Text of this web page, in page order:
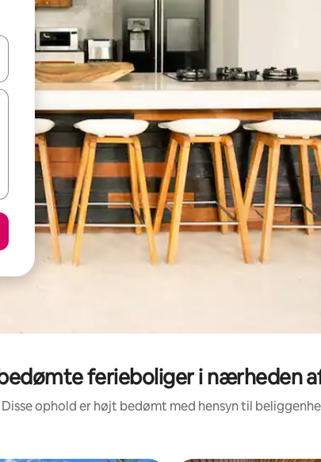
piletasterne op og ned eller se mere ved at trykke eller
ferieboliger i nærheden
ophold er højt bedømt med hensyn til